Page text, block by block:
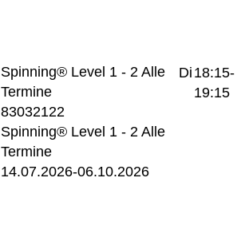
Spinning® Level 1 - 2 Alle
Termine
83032122
Spinning® Level 1 - 2 Alle
Termine
14.07.2026-06.10.2026
Di18:15-
19:15